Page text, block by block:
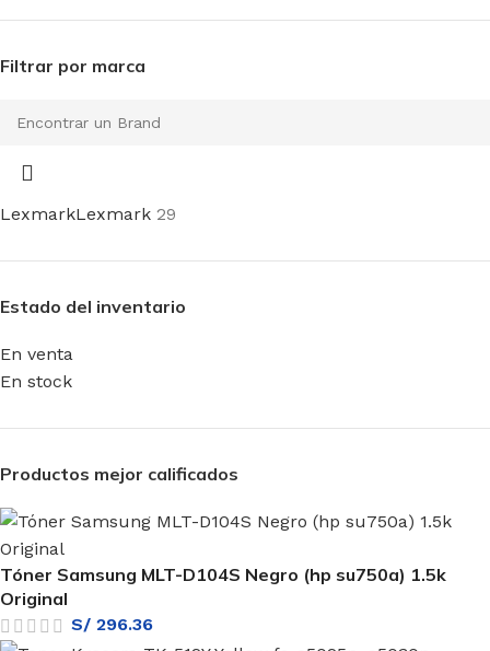
Filtrar por marca
LexmarkLexmark 29
Estado del inventario
En venta
En stock
Productos mejor calificados
Tóner Samsung MLT-D104S Negro (hp su750a) 1.5k
Original
S/ 296.36